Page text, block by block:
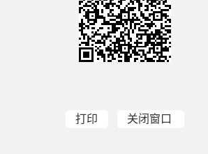
打印 关闭窗口